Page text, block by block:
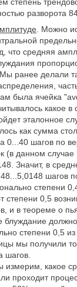
разворота
. Можно
что средняя
ранее делали
была ячейка
какое
эталонное
как сумма
0...40 шагов по
(в данном
Значит, в
шагов
степени
степени 0,5
и в теореме о
блуждание
степени 0,5
мы получили
шагов.
измерим, какое
проходит